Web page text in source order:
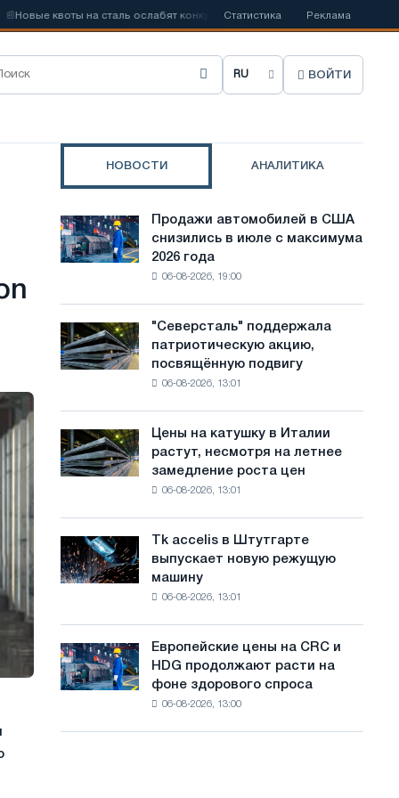
квоты на сталь ослабят конкуренцию в Соединенном Королевстве
Статистика Реклама
В
б
т
з
ы
к
с
а
й
ВОЙТИ
НОВОСТИ АНАЛИТИКА
Продажи
автомобилей
в
июле
с
года
Продажи автомобилей в США
снизились в июле с максимума
2026 года
06-08-2026, 19:00
"Северсталь"
поддержала
патриотическую
советской
авиации
Великой
Отечественной
войны
"Северсталь" поддержала
патриотическую акцию,
посвящённую подвигу
06-08-2026, 13:01
Цены
на
катушку
несмотря
на
роста
цен
Цены на катушку в Италии
растут, несмотря на летнее
замедление роста цен
06-08-2026, 13:01
Tk
accelis
в
режущую
машину
Tk accelis в Штутгарте
выпускает новую режущую
машину
06-08-2026, 13:01
Европейские
цены
на
Европейские цены на CRC и
HDG продолжают расти на
фоне здорового спроса
06-08-2026, 13:00